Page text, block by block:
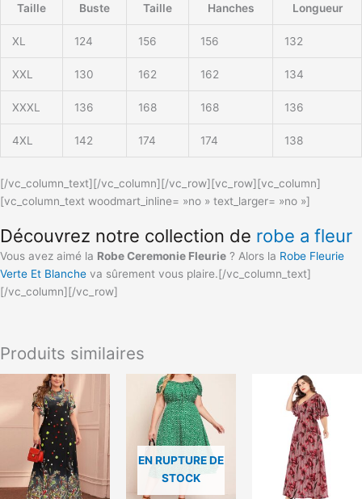
Taille
Buste Taille Hanches Longueur
XL 124 156 156 132
XXL 130 162 162 134
XXXL 136 168 168 136
4XL 142 174 174 138
[/vc_column_text][/vc_column][/vc_row][vc_row][vc_column]
[vc_column_text woodmart_inline= »no » text_larger= »no »]
Découvrez notre collection de robe a fleur
Vous avez aimé la Robe Ceremonie Fleurie ? Alors la Robe Fleurie
Verte Et Blanche va sûrement vous plaire.[/vc_column_text]
[/vc_column][/vc_row]
Produits similaires
produit
plusieurs
variations.
options
EN RUPTURE DE
STOCK
variations.